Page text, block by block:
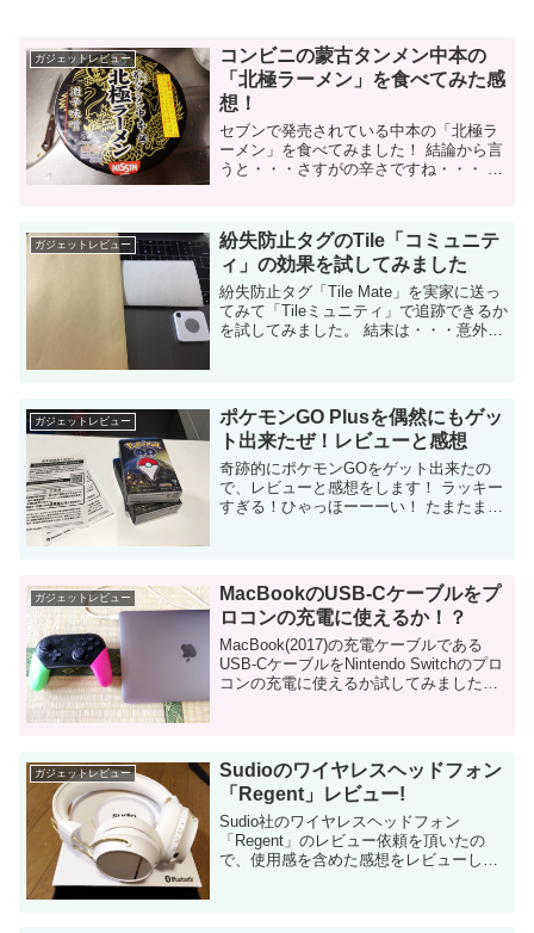
ガジェットレビュー
コンビニの蒙古タンメン中本の
「北極ラーメン」を食べてみた感
想！
セブンで発売されている中本の「北極ラ
ーメン」を食べてみました！ 結論から言
うと・・・さすがの辛さですね・・・ 初
ガジェットレビュー
紛失防止タグのTile「コミュニテ
ィ」の効果を試してみました
紛失防止タグ「Tile Mate」を実家に送っ
てみて「Tileミュニティ」で追跡できるか
を試してみました。 結末は・・・意外な
ガジェットレビュー
ポケモンGO Plusを偶然にもゲッ
ト出来たぜ！レビューと感想
奇跡的にポケモンGOをゲット出来たの
で、レビューと感想をします！ ラッキー
すぎる！ひゃっほーーーい！ たまたま帰
ガジェットレビュー
MacBookのUSB-Cケーブルをプ
ロコンの充電に使えるか！？
MacBook(2017)の充電ケーブルである
USB-CケーブルをNintendo Switchのプロ
コンの充電に使えるか試してみました。
ガジェットレビュー
Sudioのワイヤレスヘッドフォン
「Regent」レビュー!
Sudio社のワイヤレスヘッドフォン
「Regent」のレビュー依頼を頂いたの
で、使用感を含めた感想をレビューしま